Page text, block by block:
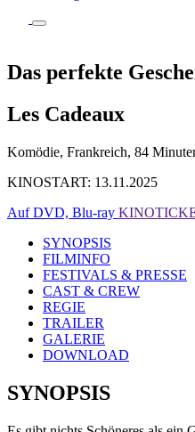
Das perfekte
Les Cadeaux
Komödie, Frankreich, 84
KINOSTART: 13.11.2025
Auf DVD, Blu-ray
SYNOPSIS
FILMINFO
FESTIVALS & PRESSE
CAST & CREW
REGIE
TRAILER
GALERIE
DOWNLOAD
SYNOPSIS